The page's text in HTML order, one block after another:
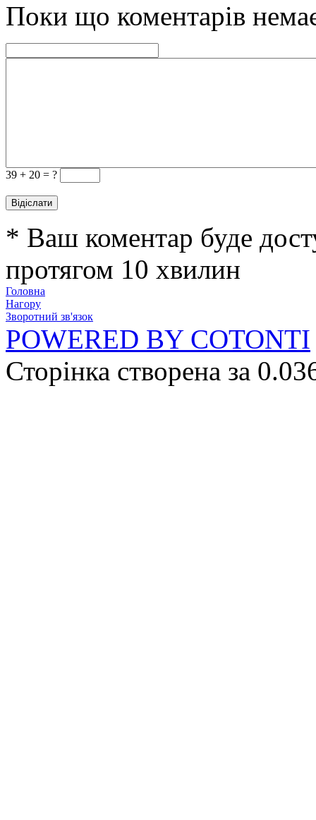
Поки що коментарів
39 + 20 = ?
* Ваш коментар буде
протягом 10 хвилин
Головна
Нагору
Зворотний зв'язок
POWERED BY COTONTI
Сторінка створена за